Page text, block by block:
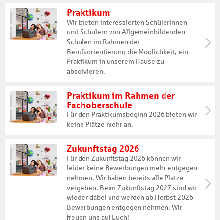
Praktikum
Wir bieten interessierten Schülerinnen
und Schülern von Allgemeinbildenden
Schulen im Rahmen der
Berufsorientierung die Möglichkeit, ein
Praktikum in unserem Hause zu
absolvieren.
Praktikum im Rahmen der
Fachoberschule
Für den Praktikumsbeginn 2026 bieten wir
keine Plätze mehr an.
Zukunftstag 2026
Für den Zukunftstag 2026 können wir
leider keine Bewerbungen mehr entgegen
nehmen. Wir haben bereits alle Plätze
vergeben. Beim Zukunftstag 2027 sind wir
wieder dabei und werden ab Herbst 2026
Bewerbungen entgegen nehmen. Wir
freuen uns auf Euch!